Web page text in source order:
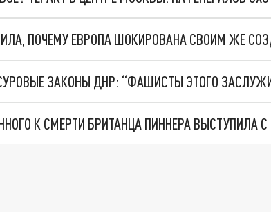
ЗАКОНЫ ДНР: “ФАШИСТЫ ЭТОГО